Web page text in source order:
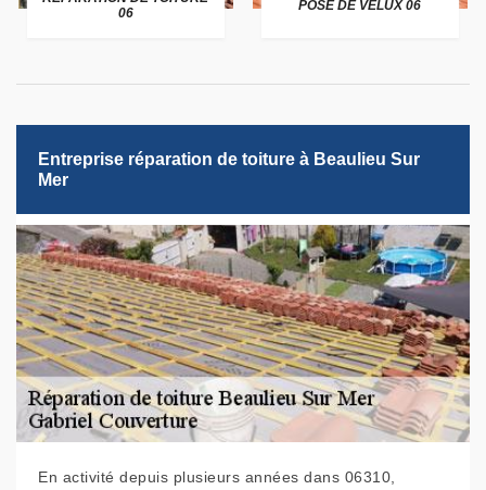
06
POSE DE VELUX 06
Entreprise réparation de toiture à Beaulieu Sur
Mer
En activité depuis plusieurs années dans 06310,